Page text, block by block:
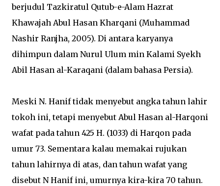
berjudul Tazkiratul Qutub-e-Alam Hazrat
Khawajah Abul Hasan Kharqani (Muhammad
Nashir Ranjha, 2005). Di antara karyanya
dihimpun dalam Nurul Ulum min Kalami Syekh
Abil Hasan al-Karaqani (dalam bahasa Persia).
Meski N. Hanif tidak menyebut angka tahun lahir
tokoh ini, tetapi menyebut Abul Hasan al-Harqoni
wafat pada tahun 425 H. (1033) di Harqon pada
umur 73. Sementara kalau memakai rujukan
tahun lahirnya di atas, dan tahun wafat yang
disebut N Hanif ini, umurnya kira-kira 70 tahun.